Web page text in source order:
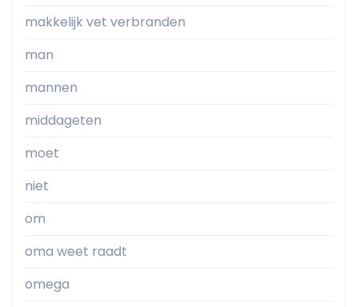
makkelijk vet verbranden
man
mannen
middageten
moet
niet
om
oma weet raadt
omega